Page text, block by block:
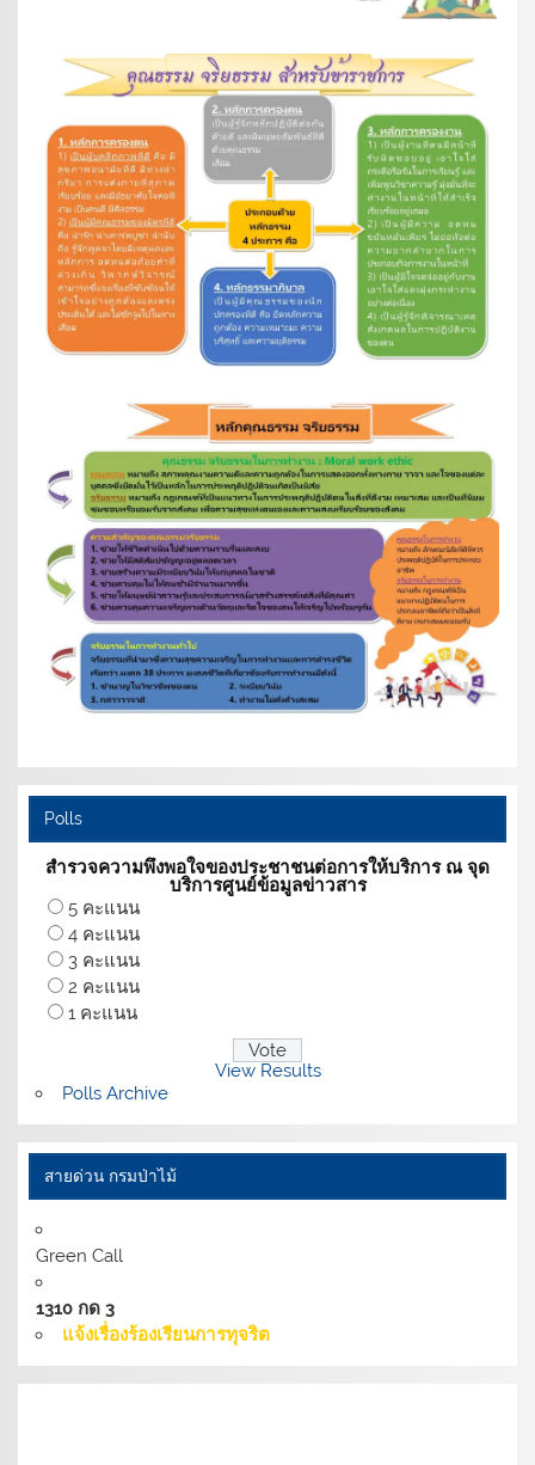
Polls
สำรวจความพึงพอใจของประชาชนต่อการให้บริการ ณ จุด
บริการศูนย์ข้อมูลข่าวสาร
5 คะแนน
4 คะแนน
3 คะแนน
2 คะแนน
1 คะแนน
View Results
Polls Archive
สายด่วน กรมป่าไม้
Green Call
1310 กด 3
แจ้งเรื่องร้องเรียนการทุจริต